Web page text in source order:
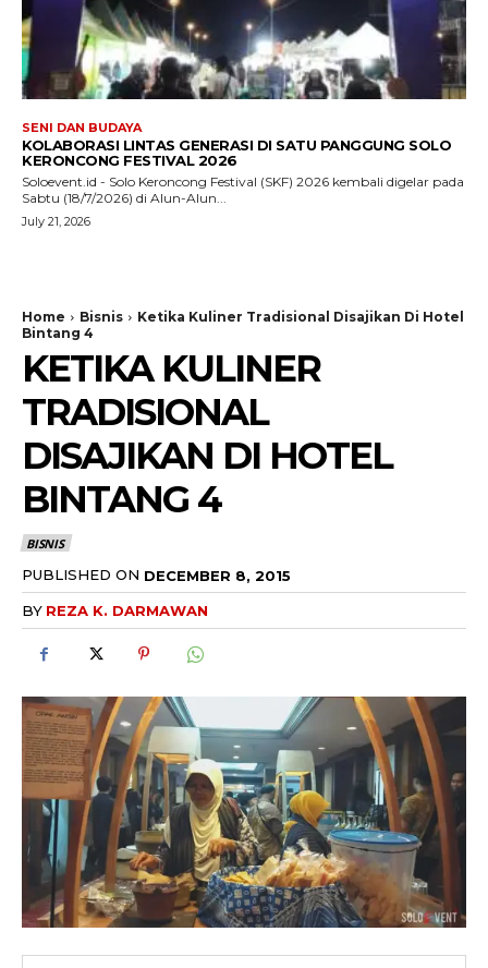
SENI DAN BUDAYA
KOLABORASI LINTAS GENERASI DI SATU PANGGUNG SOLO
KERONCONG FESTIVAL 2026
Soloevent.id - Solo Keroncong Festival (SKF) 2026 kembali digelar pada
Sabtu (18/7/2026) di Alun-Alun...
July 21, 2026